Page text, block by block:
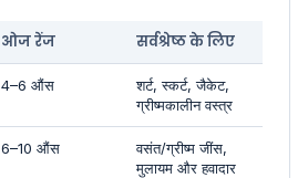
ओज रेंज सर्वश्रेष्ठ के लिए
4–6 औंस
शर्ट, स्कर्ट, जैकेट,
ग्रीष्मकालीन वस्त्र
6–10 औंस
वसंत/ग्रीष्म जींस,
मुलायम और हवादार